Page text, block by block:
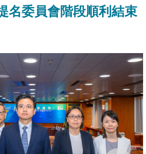
名委員會階段順利結束